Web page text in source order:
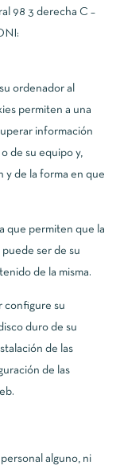
98 3 derecha C –
ordenador al
permiten a una
información
de su equipo y,
y de la forma en que
que permiten que la
ser de su
de la misma.
configure su
duro de su
de las
de las
alguno, ni